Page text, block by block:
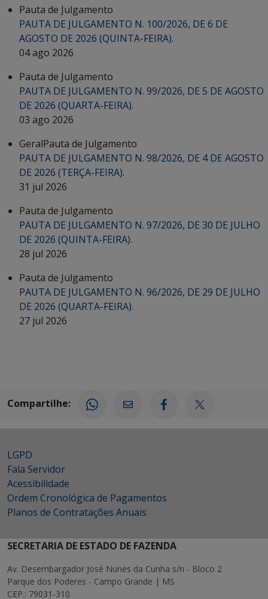
Pauta de Julgamento
PAUTA DE JULGAMENTO N. 100/2026, DE 6 DE
AGOSTO DE 2026 (QUINTA-FEIRA).
04 ago 2026
Pauta de Julgamento
PAUTA DE JULGAMENTO N. 99/2026, DE 5 DE AGOSTO
DE 2026 (QUARTA-FEIRA).
03 ago 2026
GeralPauta de Julgamento
PAUTA DE JULGAMENTO N. 98/2026, DE 4 DE AGOSTO
DE 2026 (TERÇA-FEIRA).
31 jul 2026
Pauta de Julgamento
PAUTA DE JULGAMENTO N. 97/2026, DE 30 DE JULHO
DE 2026 (QUINTA-FEIRA).
28 jul 2026
Pauta de Julgamento
PAUTA DE JULGAMENTO N. 96/2026, DE 29 DE JULHO
DE 2026 (QUARTA-FEIRA).
27 jul 2026
Compartilhe:
LGPD
Fala Servidor
Acessibilidade
Ordem Cronológica de Pagamentos
Planos de Contratações Anuais
SECRETARIA DE ESTADO DE FAZENDA
Av. Desembargador José Nunes da Cunha s/n - Bloco 2
Parque dos Poderes - Campo Grande | MS
CEP.: 79031-310